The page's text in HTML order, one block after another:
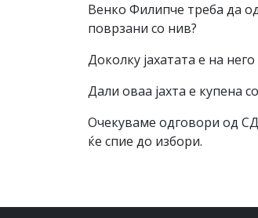
Венко Филипче треба да
поврзани со нив?
Доколку јахатата е на
Дали оваа јахта е купена
Очекуваме одговори од
ќе спие до избори.